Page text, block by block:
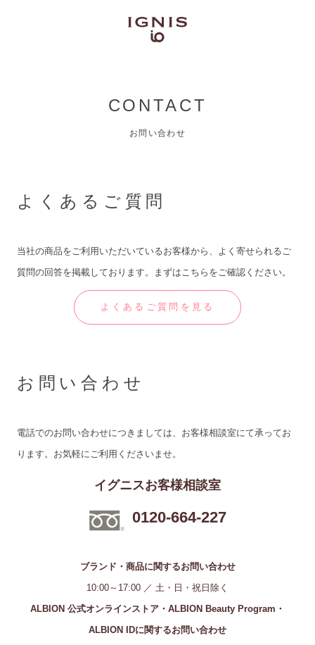
CONTACT
お問い合わせ
よくあるご質問
当社の商品をご利用いただいているお客様から、よく寄せられるご
質問の回答を掲載しております。まずはこちらをご確認ください。
よくあるご質問を見る
お問い合わせ
電話でのお問い合わせにつきましては、お客様相談室にて承ってお
ります。お気軽にご利用くださいませ。
イグニスお客様相談室
0120-664-227
ブランド・商品に関するお問い合わせ
10:00～17:00 ／ 土・日・祝日除く
ALBION 公式オンラインストア・ALBION Beauty Program・
ALBION IDに関するお問い合わせ